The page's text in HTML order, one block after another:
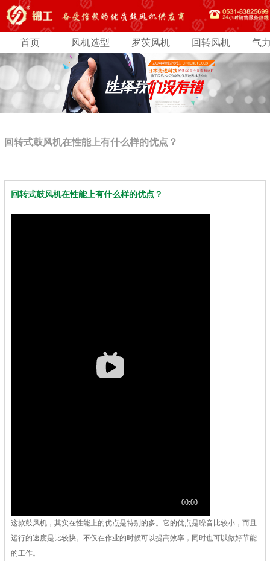
首页 风机选型 罗茨风机 回转风机 气
回转式鼓风机在性能上有什么样的优点？
回转式鼓风机在性能上有什么样的优点？
这款鼓风机，其实在性能上的优点是特别的多。它的优点是噪音比较小，而且
运行的速度是比较快。不仅在作业的时候可以提高效率，同时也可以做好节能
的工作。